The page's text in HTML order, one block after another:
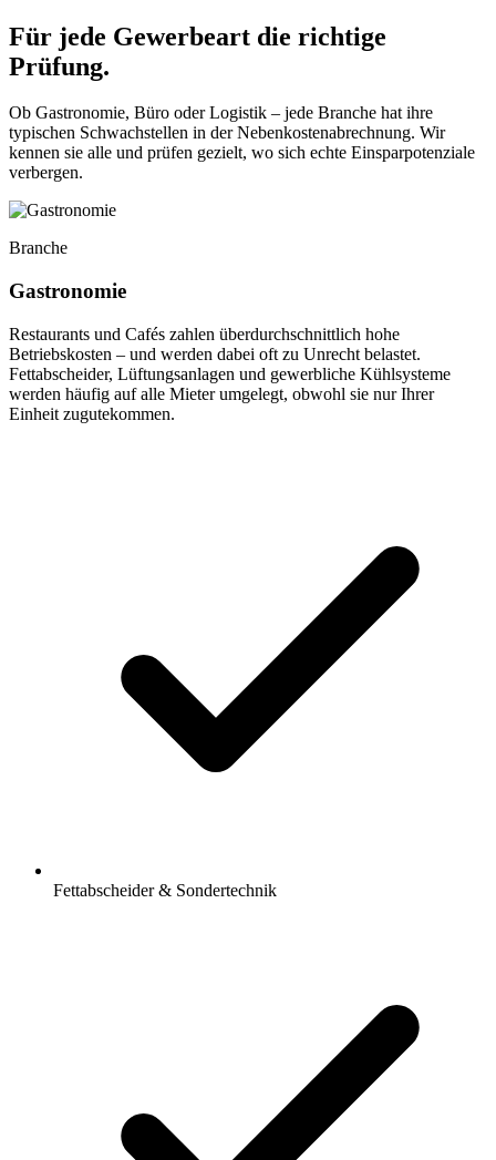
Für jede Gewerbeart die richtige
Prüfung.
Ob Gastronomie, Büro oder Logistik – jede Branche hat ihre
typischen Schwachstellen in der Nebenkostenabrechnung. Wir
kennen sie alle und prüfen gezielt, wo sich echte Einsparpotenziale
verbergen.
Branche
Gastronomie
Restaurants und Cafés zahlen überdurchschnittlich hohe
Betriebskosten – und werden dabei oft zu Unrecht belastet.
Fettabscheider, Lüftungsanlagen und gewerbliche Kühlsysteme
werden häufig auf alle Mieter umgelegt, obwohl sie nur Ihrer
Einheit zugutekommen.
Fettabscheider & Sondertechnik